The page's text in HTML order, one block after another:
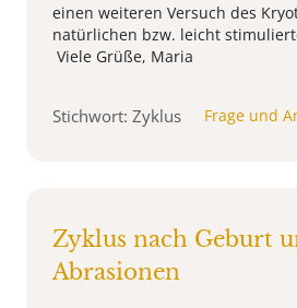
einen weiteren Versuch des
natürlichen bzw. leicht
Viele Grüße, Maria
Stichwort: Zyklus Frage und
Zyklus nach Geburt
Abrasionen